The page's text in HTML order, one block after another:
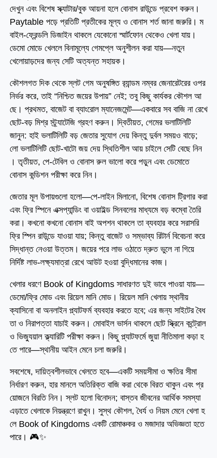
দেখুন এবং বিশেষ স্ক্যাটার/বুক আয়না হলে বোনাস রাউন্ডে প্রবেশ করুন।
Paytable পড়ে প্রতিটি প্রতীকের মূল্য ও বোনাস শর্ত জানা জরুরি। ম
বাইল-ফ্রেন্ডলি ডিজাইন থাকলে যেকোনো স্মার্টফোন থেকেও খেলা যায়।
ডেমো মোডে খেললে বিনামূল্যে গেমপ্লে অনুশীলন করা যায়—নতুন
খেলোয়াড়দের জন্য সেটি অত্যন্ত সহায়ক।
কৌশলগত দিক থেকে স্লট গেম অনুষঙ্গিত র‌্যান্ডম নম্বর জেনারেটরের ওপর
নির্ভর করে, তাই “নিশ্চিত জয়ের উপায়” নেই; তবু কিছু কার্যকর কৌশল আ
ছে। প্রথমত, বাজেট বা ব্যাংরোল ম্যানেজমেন্ট—একবারে সব বাজি না রেখে
ছোট-বড় মিশ্র স্ট্র্যাটেজি গ্রহণ করুন। দ্বিতীয়ত, গেমের ভলাটিলিটি
জানুন: হাই ভলাটিলিটি বড় জেতার সুযোগ দেয় কিন্তু দুর্বল সময়ও বাড়ে;
লো ভলাটিলিটি ছোট-খাটো জয় দেয় স্থিতিশীল আয় চাইলে সেটি বেছে নিন
। তৃতীয়ত, পে-টেবিল ও বোনাস রুল ভালো করে পড়ুন এবং ডেমোতে
বোনাস কন্ডিশন পরীক্ষা করে নিন।
জেতার মূল উপায়গুলো হলো—পে-লাইন মিলানো, বিশেষ বোনাস ট্রিগার করা
এবং ফ্রি স্পিনে এক্সপ্যান্ডিং বা ওয়াইল্ড সিনবলের মাধ্যমে বড় কম্বো তৈরি
করা। কখনো কখনো বোনাস বাই অপশন থাকলে তা ব্যবহার করে সরাসরি
ফ্রি স্পিন রাউন্ডে যাওয়া যায়; কিন্তু বাজেট ও সম্ভাব্য রিটার্ন বিবেচনা করে
সিদ্ধান্ত নেওয়া উত্তম। জয়ের পরে লাভ ওঠাতে দ্রুত ভুলে না গিয়ে
নির্দিষ্ট লাভ-লক্ষ্যমাত্রা রেখে আউট হওয়া বুদ্ধিমানের কাজ।
খেলার ধরণে Book of Kingdoms সাধারণত দুই ভাবে পাওয়া যায়—
ডেমো/ফ্রি মোড এবং রিয়েল মানি মোড। রিয়েল মানি খেলায় স্থানীয়
ক্যাসিনো বা অনলাইন প্ল্যাটফর্ম ব্যবহার করতে হবে; এর জন্য সাইটের বৈধ
তা ও নিরাপত্তা যাচাই করুন। মোবাইল ভার্সন থাকলে ছোট স্ক্রিনে কন্ট্রোল
ও ভিজ্যুয়াল ক্ল্যারিটি পরীক্ষা করুন। কিছু প্ল্যাটফর্মে জুয়া নীতিমালা কড়া হ
তে পারে—স্থানীয় আইন মেনে চলা জরুরি।
সবশেষে, দায়িত্বশীলভাবে খেলতে হবে—একটি সময়সীমা ও ক্ষতির সীমা
নির্ধারণ করুন, হার মানলে অতিরিক্ত বাজি করা থেকে বিরত থাকুন এবং প্র
য়োজনে বিরতি নিন। স্লট হলো বিনোদন; বাস্তব জীবনের আর্থিক সমস্যা
এড়াতে খেলাকে নিয়ন্ত্রণে রাখুন। সুস্থ কৌশল, ধৈর্য ও নিয়ম মেনে খেলা হ
লে Book of Kingdoms একটি রোমাঞ্চকর ও মজাদার অভিজ্ঞতা হতে
পারে। 🎮✨